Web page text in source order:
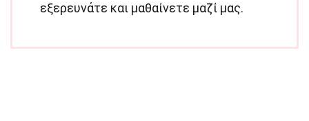
εξερευνάτε και μαθαίνετε μαζί μας.